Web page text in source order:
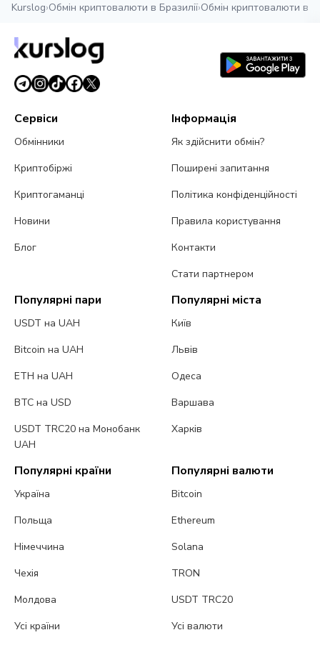
Kurslog›Обмін криптовалюти в Бразилії›Обмін криптовалюти в
Сервіси
Обмінники
Криптобіржі
Криптогаманці
Новини
Блог
Інформація
Як здійснити обмін?
Поширені запитання
Політика конфіденційності
Правила користування
Контакти
Стати партнером
Популярні пари
USDT на UAH
Bitcoin на UAH
ETH на UAH
BTC на USD
USDT TRC20 на Монобанк
UAH
Популярні міста
Київ
Львів
Одеса
Варшава
Харків
Популярні країни
Україна
Польща
Німеччина
Чехія
Молдова
Усі країни
Популярні валюти
Bitcoin
Ethereum
Solana
TRON
USDT TRC20
Усі валюти